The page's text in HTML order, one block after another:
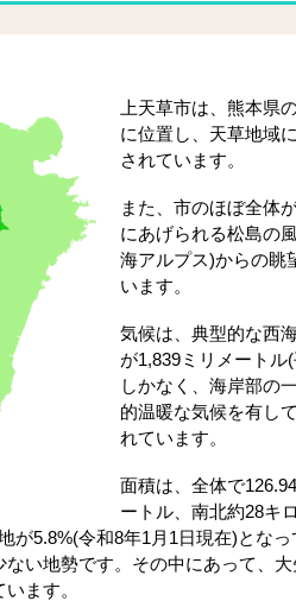
上天草市は、熊本県
に位置し、天草地域
されています。
また、市のほぼ全体
にあげられる松島の
海アルプス)からの眺
います。
気候は、典型的な西
が1,839ミリメート
しかなく、海岸部の
的温暖な気候を有し
れています。
面積は、全体で
ートル、南北約28キ
が5.8%(令和8年1月1日現在)とな
ない地勢です。その中にあって、
ます。